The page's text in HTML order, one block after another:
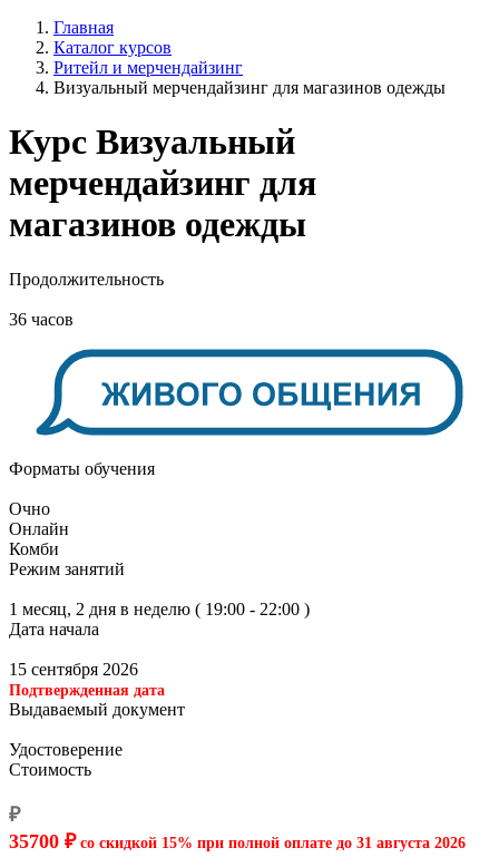
Главная
Каталог курсов
Ритейл и мерчендайзинг
Визуальный мерчендайзинг для магазинов одежды
Курс Визуальный
мерчендайзинг для
магазинов одежды
Продолжительность
36 часов
Форматы обучения
Очно
Онлайн
Комби
Режим занятий
1 месяц, 2 дня в неделю ( 19:00 - 22:00 )
Дата начала
15 сентября 2026
Подтвержденная дата
Выдаваемый документ
Удостоверение
Стоимость
₽
35700 ₽ со скидкой 15% при полной оплате до 31 августа 2026